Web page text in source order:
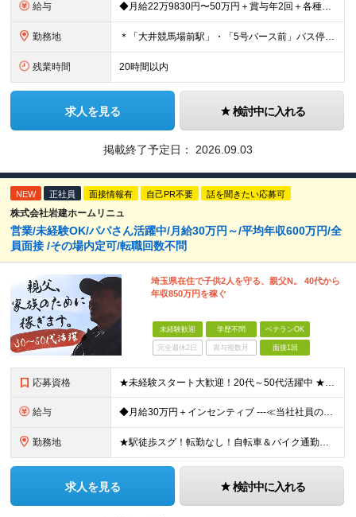
給与 ◆月給22万9830円〜50万円＋賞与年2回＋各種手当 ※経験・能力を考慮の上決定 ※残業代は全額支給 ※試用期間3ヶ月あり （東京：月給21万1,560円＋交通費/千葉：月給19万6,080円＋交通
勤務地 ＊「大井競馬場前駅」・「5号バース前」バス停すぐ ＊マイカー・バイク通勤OK（駐車場完備/ガソリン代支給） 【東京営業所】 東京都品川区八潮2-8-9 【本社営業所】 千葉県佐倉市城内町247-1
残業時間 20時間以内
求人を見る 検討中に入れる
掲載終了予定日： 2026.09.03
NEW 正社員 面接情報有 自己PR不要 話を聞きたい応募可
株式会社岩建ホームリニュ
営業/未経験OK/パパさん活躍中/月給30万円～/平均年収600万円/全
員面接 /その場内定可/転職回数不問
埼玉県在住で子供2人を守る、親父N。 40代から
年収850万円を稼ぐ
未経験歓迎 学歴不問 ベテランOK
完全週休2日 賞与複数月 面接1回
応募資格 ★未経験スタート大歓迎！20代～50代活躍中 ★学歴・転職回数・ブランク不問 ★人柄重視の採用です！ ◆60歳未満の方【定年年齢を上限として募集するため】
給与 ◆月給30万円＋インセンティブ ---≪当社社員の実際の給与例≫--- ★元解体作業員・S（29歳） ・最高月収：67万8836円（総支給） ★元電気工事士・N（47歳） ・最高月収：96万508
勤務地 ★駅徒歩スグ！転勤なし！自転車＆バイク通勤相談OK 【本社】東京都足立区綾瀬2-27-12 (変更の範囲)上記を除く当社関連勤務地
求人を見る 検討中に入れる